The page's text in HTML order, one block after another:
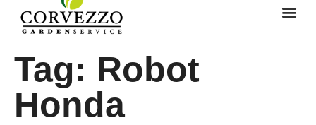
Tag: Robot
Honda